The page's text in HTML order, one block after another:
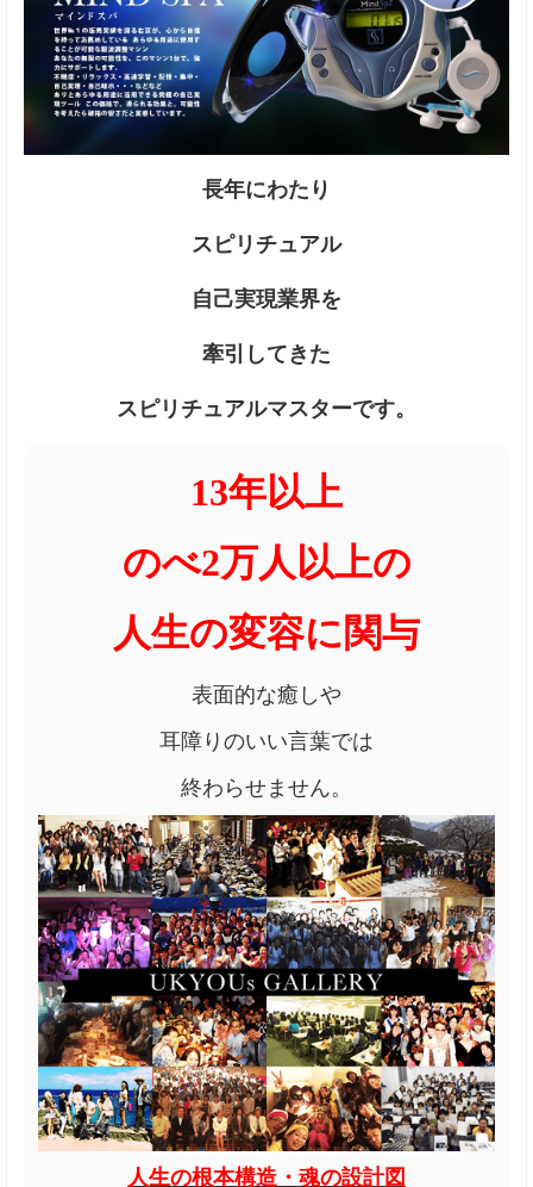
長年にわたり
スピリチュアル
自己実現業界を
牽引してきた
スピリチュアルマスターです。
13年以上
のべ2万人以上の
人生の変容に関与
表面的な癒しや
耳障りのいい言葉では
終わらせません。
人生の根本構造・魂の設計図